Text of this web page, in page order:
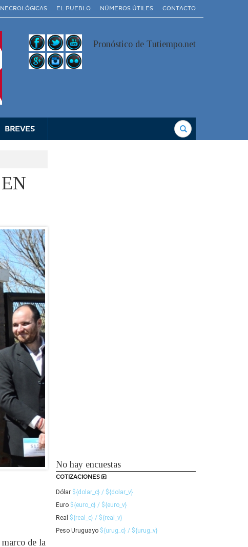
NECROLÓGICAS EL PUEBLO NÚMEROS ÚTILES CONTACTO
Pronóstico de Tutiempo.net
BREVES Buscar
de la
No hay encuestas
COTIZACIONES
Dólar ${dolar_c} / ${dolar_v}
Euro ${euro_c} / ${euro_v}
Real ${real_c} / ${real_v}
Peso Uruguayo ${urug_c} / ${urug_v}